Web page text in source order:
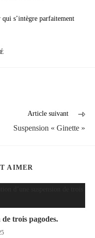
qui s’intègre parfaitement
Article suivant
Suspension « Ginette »
AIMER
trois pagodes.